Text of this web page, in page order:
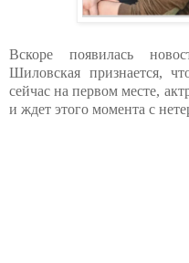
Вскоре появилась
Шиловская признается,
сейчас на первом месте,
и ждет этого момента с